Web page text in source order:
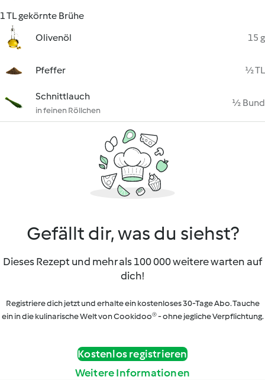
1 TL gekörnte Brühe
Olivenöl
15 g
Pfeffer ½ TL
Schnittlauch
in feinen Röllchen
½ Bund
Gefällt dir, was du siehst?
Dieses Rezept und mehr als 100 000 weitere warten auf
dich!
Registriere dich jetzt und erhalte ein kostenloses 30-Tage Abo. Tauche
ein in die kulinarische Welt von Cookidoo® - ohne jegliche Verpflichtung.
Kostenlos registrieren
Weitere Informationen